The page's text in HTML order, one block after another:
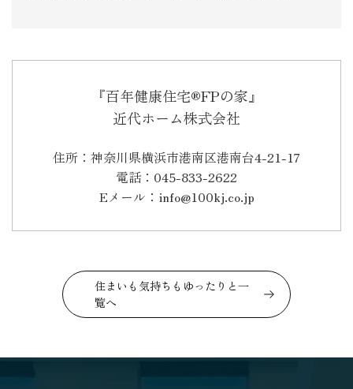
『百年健康住宅®FPの家』
近代ホーム株式会社
住所：神奈川県横浜市港南区港南台4-21-17
電話：045-833-2622
Eメール：info@100kj.co.jp
住まいも気持ちもゆったりと一
覧へ